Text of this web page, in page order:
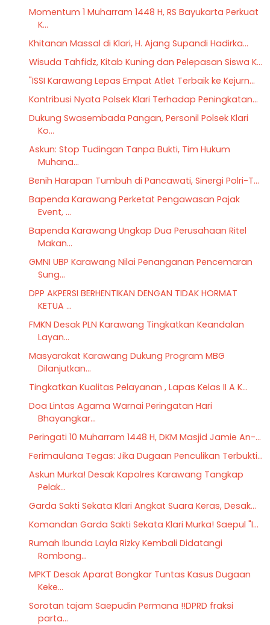
Momentum 1 Muharram 1448 H, RS Bayukarta Perkuat
K...
Khitanan Massal di Klari, H. Ajang Supandi Hadirka...
Wisuda Tahfidz, Kitab Kuning dan Pelepasan Siswa K...
"ISSI Karawang Lepas Empat Atlet Terbaik ke Kejurn...
Kontribusi Nyata Polsek Klari Terhadap Peningkatan...
Dukung Swasembada Pangan, Personil Polsek Klari
Ko...
Askun: Stop Tudingan Tanpa Bukti, Tim Hukum
Muhana...
Benih Harapan Tumbuh di Pancawati, Sinergi Polri-T...
Bapenda Karawang Perketat Pengawasan Pajak
Event, ...
Bapenda Karawang Ungkap Dua Perusahaan Ritel
Makan...
GMNI UBP Karawang Nilai Penanganan Pencemaran
Sung...
DPP AKPERSI BERHENTIKAN DENGAN TIDAK HORMAT
KETUA ...
FMKN Desak PLN Karawang Tingkatkan Keandalan
Layan...
Masyarakat Karawang Dukung Program MBG
Dilanjutkan...
Tingkatkan Kualitas Pelayanan , Lapas Kelas II A K...
Doa Lintas Agama Warnai Peringatan Hari
Bhayangkar...
Peringati 10 Muharram 1448 H, DKM Masjid Jamie An-...
Ferimaulana Tegas: Jika Dugaan Penculikan Terbukti...
Askun Murka! Desak Kapolres Karawang Tangkap
Pelak...
Garda Sakti Sekata Klari Angkat Suara Keras, Desak...
Komandan Garda Sakti Sekata Klari Murka! Saepul "I...
Rumah Ibunda Layla Rizky Kembali Didatangi
Rombong...
MPKT Desak Aparat Bongkar Tuntas Kasus Dugaan
Keke...
Sorotan tajam Saepudin Permana !!DPRD fraksi
parta...